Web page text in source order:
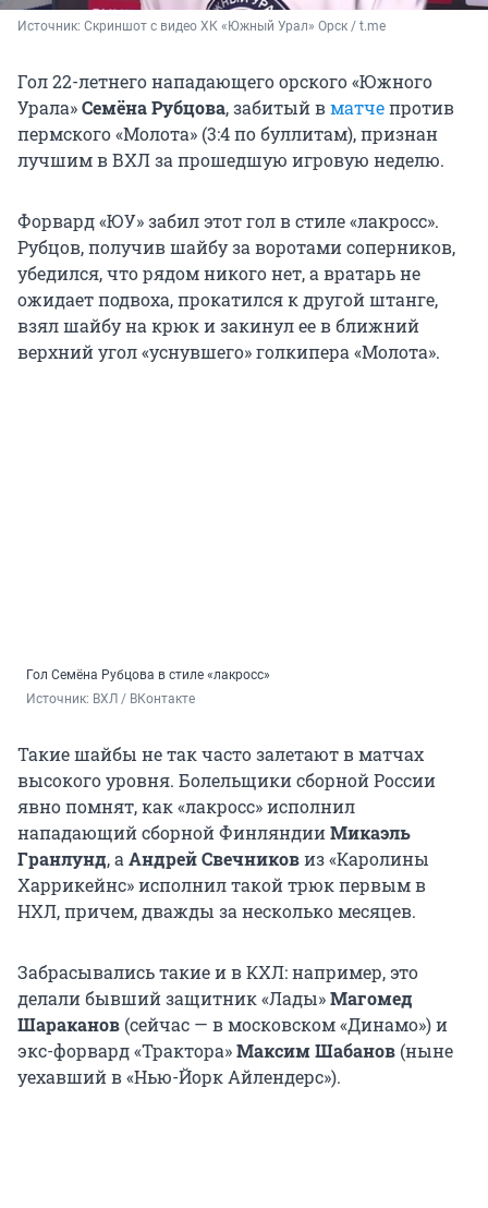
Источник: Скриншот с видео ХК «Южный Урал» Орск / t.me
Гол 22-летнего нападающего орского «Южного
Урала»Семёна Рубцова, забитый вматчепротив
пермского «Молота» (3:4 по буллитам), признан
лучшим в ВХЛ за прошедшую игровую неделю.
Форвард «ЮУ» забил этот гол в стиле «лакросс».
Рубцов, получив шайбу за воротами соперников,
убедился, что рядом никого нет, а вратарь не
ожидает подвоха, прокатился к другой штанге,
взял шайбу на крюк и закинул ее в ближний
верхний угол «уснувшего» голкипера «Молота».
Гол Семёна Рубцова в стиле «лакросс»
Источник: ВХЛ / ВКонтакте
Такие шайбы не так часто залетают в матчах
высокого уровня. Болельщики сборной России
явно помнят, как «лакросс» исполнил
нападающий сборной ФинляндииМикаэль
Гранлунд, а Андрей Свечниковиз «Каролины
Харрикейнс» исполнил такой трюк первым в
НХЛ, причем, дважды за несколько месяцев.
Забрасывались такие и в КХЛ: например, это
делали бывший защитник «Лады»Магомед
Шараканов (сейчас — в московском «Динамо») и
экс-форвард «Трактора»Максим Шабанов (ныне
уехавший в «Нью-Йорк Айлендерс»).